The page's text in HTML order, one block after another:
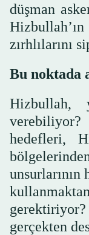
düşman
zırhlılarını
Bu noktada
Hizbullah,
verebiliyor?
hedefleri,
gerektiriyor?
gerçekten